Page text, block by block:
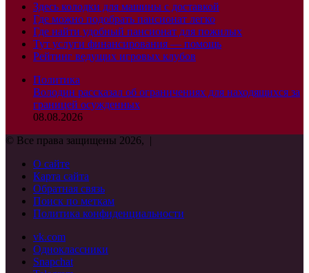
Здесь колодки для машины с доставкой
Где можно подобрать пансионат легко
Где найти удобный пансионат для пожилых
Тут услуги финансирования — помощь
Рейтинг ведущих игровых клубов
Политика
Володин рассказал об ограничениях для находящихся за
границей осужденных
08.08.2026
© Все права защищены 2026, |
О сайте
Карта сайта
Обратная связь
Поиск по меткам
Политика конфиденциальности
vk.com
Одноклассники
Snapchat